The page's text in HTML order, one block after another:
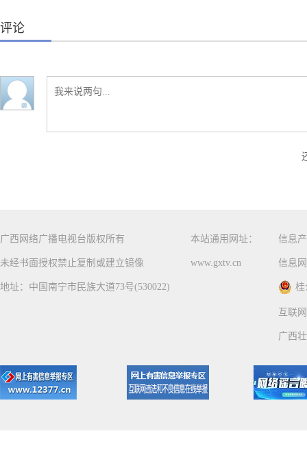
评论
广西网络广播电视台版权所有
未经书面授权禁止复制或建立镜像
地址：中国南宁市民族大道73号(530022)
本站通用网址：
www.gxtv.cn
信息
信息
桂
互联
广西